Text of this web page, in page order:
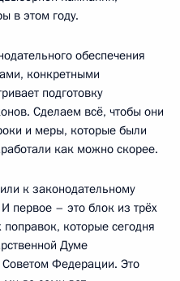
в этом году.
обеспечения
конкретными
подготовку
Сделаем всё, чтобы они
и меры, которые были
как можно скорее.
к законодательному
первое – это блок из трёх
которые сегодня
Думе
Федерации. Это